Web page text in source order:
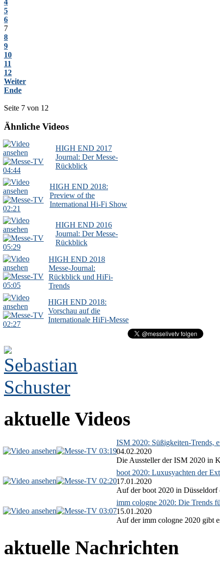
5
6
7
8
9
10
11
12
Weiter
Ende
Seite 7 von 12
Ähnliche Videos
04:44
HIGH END 2017
Journal: Der Messe-
Rückblick
02:21
HIGH END 2018:
Preview of the
International Hi-Fi Show
05:29
HIGH END 2016
Journal: Der Messe-
Rückblick
05:05
HIGH END 2018
Messe-Journal:
Rückblick und HiFi-
Trends
02:27
HIGH END 2018:
Vorschau auf die
Internationale HiFi-Messe
aktuelle Videos
03:19
ISM 2020: Süßigkeiten-Trends,
04.02.2020
Die Aussteller der ISM 2020 in
02:20
boot 2020: Luxusyachten der
17.01.2020
Auf der boot 2020 in Düsseldorf
03:07
imm cologne 2020: Die Trends
15.01.2020
Auf der imm cologne 2020 gibt
aktuelle Nachrichten